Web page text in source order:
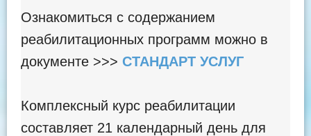
Ознакомиться с содержанием
реабилитационных программ можно в
документе >>> СТАНДАРТ УСЛУГ
Комплексный курс реабилитации
составляет 21 календарный день для